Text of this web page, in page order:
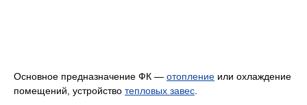
Основное предназначение ФК — отопление или охлаждение
помещений, устройство тепловых завес.